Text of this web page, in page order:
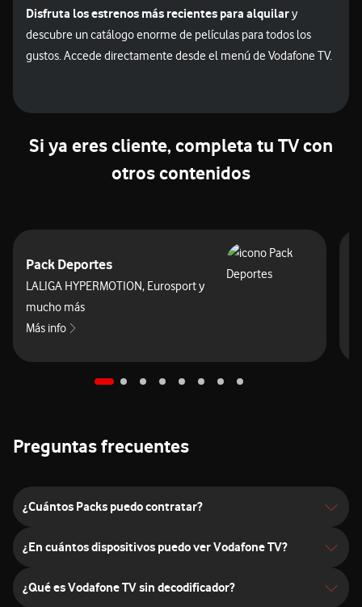
Disfruta los estrenos más recientes para alquilary
descubre un catálogo enorme de películas para todos los
gustos. Accede directamente desde el menú de Vodafone TV.
Si ya eres cliente, completa tu TV con
otros contenidos
Pack Deportes
LALIGA HYPERMOTION, Eurosport y
mucho más
Más info
Preguntas frecuentes
¿Cuántos Packs puedo contratar?
¿En cuántos dispositivos puedo ver Vodafone TV?
¿Qué es Vodafone TV sin decodificador?